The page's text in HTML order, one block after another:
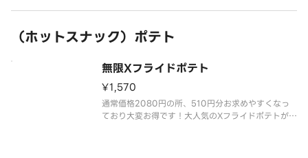
（ホットスナック）ポテト
無限Xフライドポテト
¥1,570
通常価格2080円の所、510円分お求めやすくなっ
ており大変お得です！大人気のXフライドポテトが4